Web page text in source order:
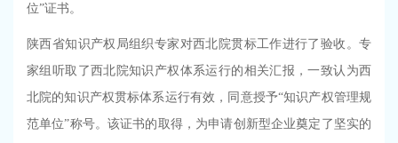
位”证书。
陕西省知识产权局组织专家对西北院贯标工作进行了验收。专
家组听取了西北院知识产权体系运行的相关汇报，一致认为西
北院的知识产权贯标体系运行有效，同意授予“知识产权管理规
范单位”称号。该证书的取得，为申请创新型企业奠定了坚实的